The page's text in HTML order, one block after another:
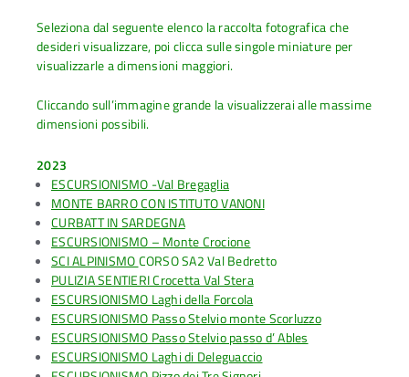
Seleziona dal seguente elenco la raccolta fotografica che
desideri visualizzare, poi clicca sulle singole miniature per
visualizzarle a dimensioni maggiori.
Cliccando sull’immagine grande la visualizzerai alle massime
dimensioni possibili.
2023
ESCURSIONISMO -Val Bregaglia
MONTE BARRO CON ISTITUTO VANONI
CURBATT IN SARDEGNA
ESCURSIONISMO – Monte Crocione
SCI ALPINISMOCORSO SA2 Val Bedretto
PULIZIA SENTIERI Crocetta Val Stera
ESCURSIONISMO Laghi della Forcola
ESCURSIONISMO Passo Stelvio monte Scorluzzo
ESCURSIONISMO Passo Stelvio passo d’ Ables
ESCURSIONISMO Laghi di Deleguaccio